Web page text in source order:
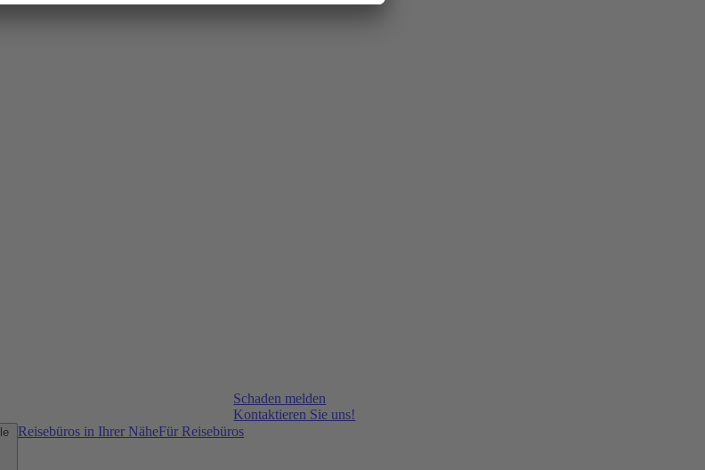
Schaden melden
Kontaktieren Sie uns!
Reisebüros in Ihrer NäheFür Reisebüros